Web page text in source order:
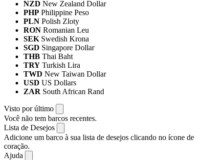
NZD New Zealand Dollar
PHP Philippine Peso
PLN Polish Zloty
RON Romanian Leu
SEK Swedish Krona
SGD Singapore Dollar
THB Thai Baht
TRY Turkish Lira
TWD New Taiwan Dollar
USD US Dollars
ZAR South African Rand
Visto por último
Você não tem barcos recentes.
Lista de Desejos
Adicione um barco à sua lista de desejos clicando no ícone de
coração.
Ajuda